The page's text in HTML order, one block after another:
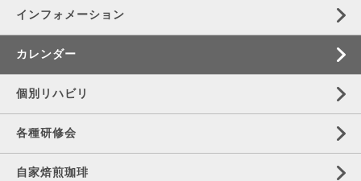
インフォメーション
カレンダー
個別リハビリ
各種研修会
自家焙煎珈琲